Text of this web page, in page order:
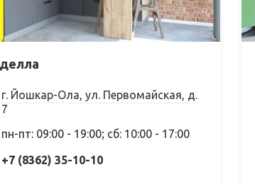
г. Йошкар-Ола, ул. Первомайская, д.
7
пн-пт: 09:00 - 19:00; сб: 10:00 - 17:00
+7 (8362) 35-10-10